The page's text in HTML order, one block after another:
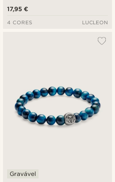
17,95 €
4 CORES LUCLEON
Gravável